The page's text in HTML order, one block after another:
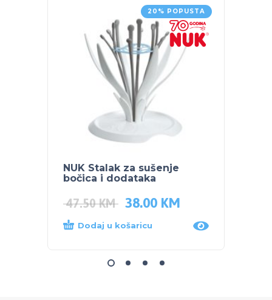
20% POPUSTA
NUK Stalak za sušenje
bočica i dodataka
47.50KM 38.00 KM
Dodaj u košaricu